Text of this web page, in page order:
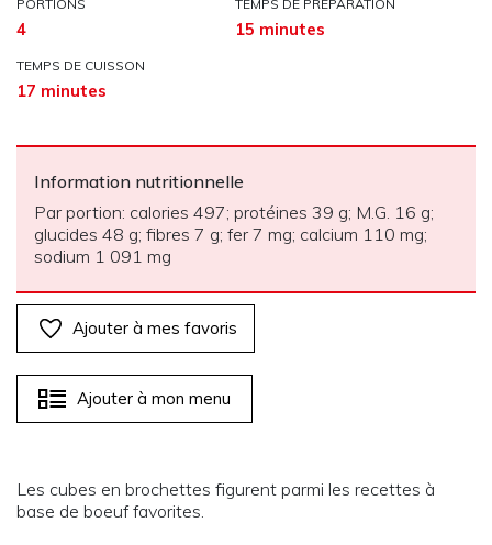
PORTIONS
4
TEMPS DE PRÉPARATION
15 minutes
TEMPS DE CUISSON
17 minutes
Information nutritionnelle
Par portion: calories 497; protéines 39 g; M.G. 16 g;
glucides 48 g; fibres 7 g; fer 7 mg; calcium 110 mg;
sodium 1 091 mg
Ajouter à mes favoris
Ajouter à mon menu
Les cubes en brochettes figurent parmi les recettes à
base de boeuf favorites.